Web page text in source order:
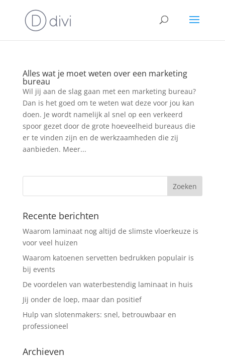
Alles wat je moet weten over een marketing
bureau
Wil jij aan de slag gaan met een marketing bureau?
Dan is het goed om te weten wat deze voor jou kan
doen. Je wordt namelijk al snel op een verkeerd
spoor gezet door de grote hoeveelheid bureaus die
er te vinden zijn en de werkzaamheden die zij
aanbieden. Meer...
Recente berichten
Waarom laminaat nog altijd de slimste vloerkeuze is
voor veel huizen
Waarom katoenen servetten bedrukken populair is
bij events
De voordelen van waterbestendig laminaat in huis
Jij onder de loep, maar dan positief
Hulp van slotenmakers: snel, betrouwbaar en
professioneel
Archieven